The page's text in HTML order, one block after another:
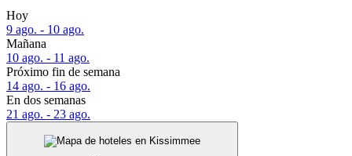
Hoy
9 ago. - 10 ago.
Mañana
10 ago. - 11 ago.
Próximo fin de semana
14 ago. - 16 ago.
En dos semanas
21 ago. - 23 ago.